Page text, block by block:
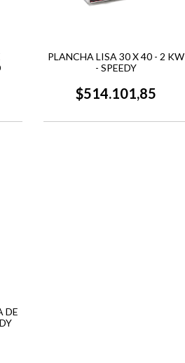
PLANCHA LISA 30 X 40 - 2 KW
- SPEEDY
$514.101,85
DE